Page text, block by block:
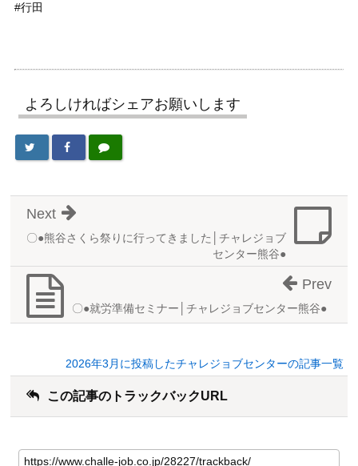
#行田
よろしければシェアお願いします
〇●熊谷さくら祭りに行ってきました│チャレジョブ
センター熊谷●
Next
〇●就労準備セミナー│チャレジョブセンター熊谷●
Prev
2026年3月に投稿したチャレジョブセンターの記事一覧
この記事のトラックバックURL
の